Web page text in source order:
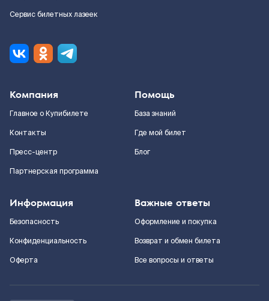
Сервис билетных лазеек
Компания
Главное о Купибилете
Контакты
Пресс-центр
Партнерская программа
Помощь
База знаний
Где мой билет
Блог
Информация
Безопасность
Конфиденциальность
Оферта
Важные ответы
Оформление и покупка
Возврат и обмен билета
Все вопросы и ответы